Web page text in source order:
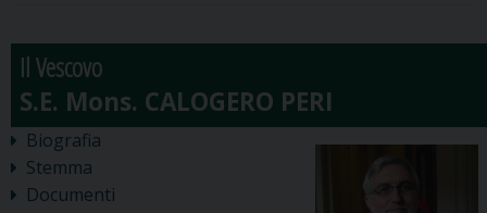
Il Vescovo
Biografia
Stemma
Documenti